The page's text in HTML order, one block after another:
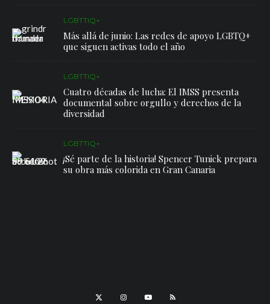
LGBTTIQ+
Más allá de junio: Las redes de apoyo LGBTQ+
que siguen activas todo el año
LGBTTIQ+
Cuatro décadas de lucha: El IMSS presenta
documental sobre orgullo y derechos de la
diversidad
LGBTTIQ+
¡Sé parte de la historia! Spencer Tunick prepara
su obra más colorida en Gran Canaria